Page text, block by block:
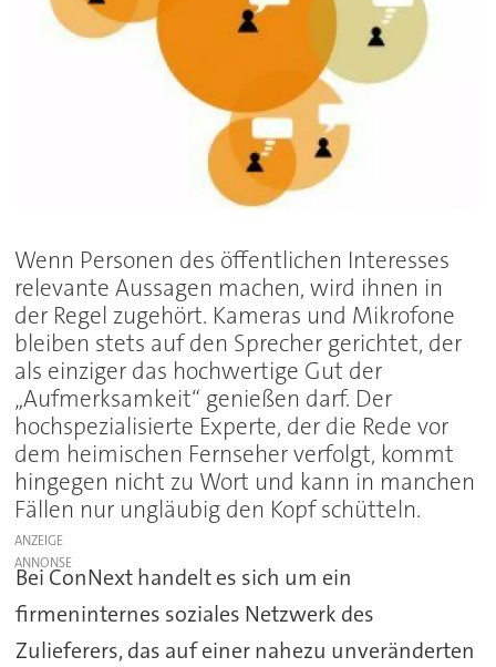
Wenn Personen des öffentlichen Interesses
relevante Aussagen machen, wird ihnen in
der Regel zugehört. Kameras und Mikrofone
bleiben stets auf den Sprecher gerichtet, der
als einziger das hochwertige Gut der
„Aufmerksamkeit“ genießen darf. Der
hochspezialisierte Experte, der die Rede vor
dem heimischen Fernseher verfolgt, kommt
hingegen nicht zu Wort und kann in manchen
Fällen nur ungläubig den Kopf schütteln.
ANZEIGE
Bei ConNext handelt es sich um ein
firmeninternes soziales Netzwerk des
Zulieferers, das auf einer nahezu unveränderten